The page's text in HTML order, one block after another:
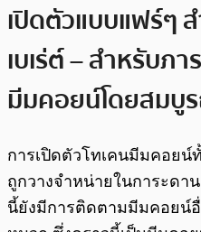
เปิดตัวแบบแฟร์ๆ
เบเร่ต์ – สำหรับภ
มีมคอยน​์โดยสมบู
การเปิดตัวโทเคนมีมคอย
ถูกวางจำหน่ายในการะดา
นี้ยังมีการติดตามมีมคอยน์